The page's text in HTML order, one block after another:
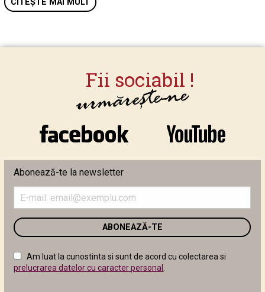
Abonează-te la newsletter
adresa
email
în
următor
Am luat la cunostinta si sunt de acord cu colectarea si
prelucrarea datelor cu caracter personal .